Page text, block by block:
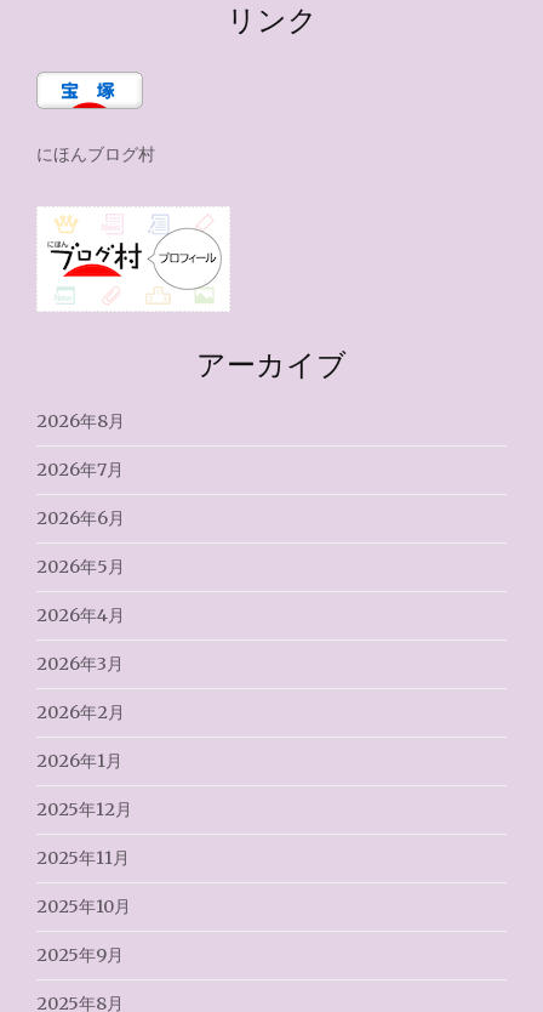
リンク
にほんブログ村
アーカイブ
2026年8月
2026年7月
2026年6月
2026年5月
2026年4月
2026年3月
2026年2月
2026年1月
2025年12月
2025年11月
2025年10月
2025年9月
2025年8月